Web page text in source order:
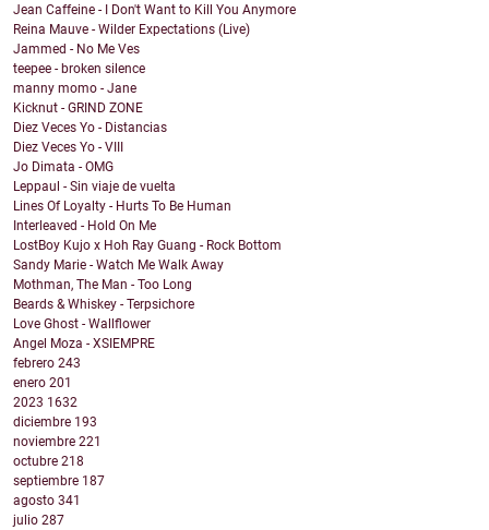
Jean Caffeine - I Don't Want to Kill You Anymore
Reina Mauve - Wilder Expectations (Live)
Jammed - No Me Ves
teepee - broken silence
manny momo - Jane
Kicknut - GRIND ZONE
Diez Veces Yo - Distancias
Diez Veces Yo - VIII
Jo Dimata - OMG
Leppaul - Sin viaje de vuelta
Lines Of Loyalty - Hurts To Be Human
Interleaved - Hold On Me
LostBoy Kujo x Hoh Ray Guang - Rock Bottom
Sandy Marie - Watch Me Walk Away
Mothman, The Man - Too Long
Beards & Whiskey - Terpsichore
Love Ghost - Wallflower
Angel Moza - XSIEMPRE
febrero 243
enero 201
2023 1632
diciembre 193
noviembre 221
octubre 218
septiembre 187
agosto 341
julio 287